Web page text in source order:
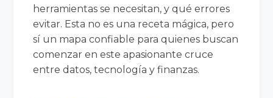
herramientas se necesitan, y qué errores
evitar. Esta no es una receta mágica, pero
sí un mapa confiable para quienes buscan
comenzar en este apasionante cruce
entre datos, tecnología y finanzas.